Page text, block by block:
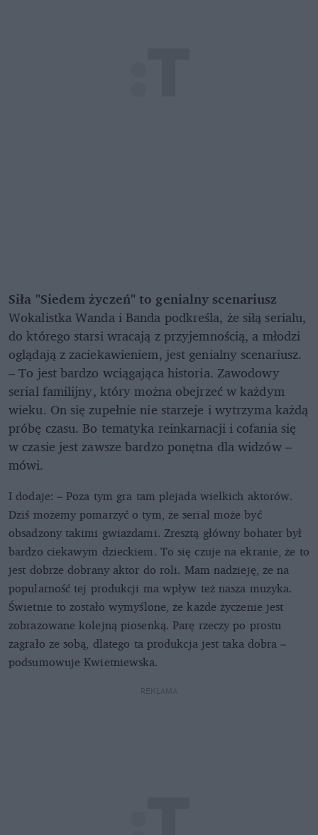
Siła "Siedem życzeń" to genialny scenariusz
Wokalistka Wanda i Banda podkreśla, że siłą serialu,
do którego starsi wracają z przyjemnością, a młodzi
oglądają z zaciekawieniem, jest genialny scenariusz.
– To jest bardzo wciągająca historia. Zawodowy
serial familijny, który można obejrzeć w każdym
wieku. On się zupełnie nie starzeje i wytrzyma każdą
próbę czasu. Bo tematyka reinkarnacji i cofania się
w czasie jest zawsze bardzo ponętna dla widzów –
mówi.
I dodaje: – Poza tym gra tam plejada wielkich aktorów.
Dziś możemy pomarzyć o tym, że serial może być
obsadzony takimi gwiazdami. Zresztą główny bohater był
bardzo ciekawym dzieckiem. To się czuje na ekranie, że to
jest dobrze dobrany aktor do roli. Mam nadzieję, że na
popularność tej produkcji ma wpływ też nasza muzyka.
Świetnie to zostało wymyślone, że każde życzenie jest
zobrazowane kolejną piosenką. Parę rzeczy po prostu
zagrało ze sobą, dlatego ta produkcja jest taka dobra –
podsumowuje Kwietniewska.
REKLAMA